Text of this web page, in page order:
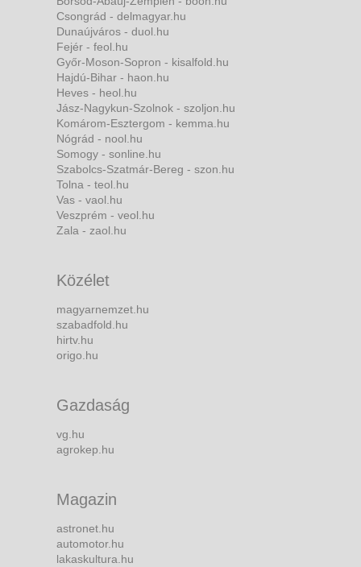
Csongrád - delmagyar.hu
Dunaújváros - duol.hu
Fejér - feol.hu
Győr-Moson-Sopron - kisalfold.hu
Hajdú-Bihar - haon.hu
Heves - heol.hu
Jász-Nagykun-Szolnok - szoljon.hu
Komárom-Esztergom - kemma.hu
Nógrád - nool.hu
Somogy - sonline.hu
Szabolcs-Szatmár-Bereg - szon.hu
Tolna - teol.hu
Vas - vaol.hu
Veszprém - veol.hu
Zala - zaol.hu
Közélet
magyarnemzet.hu
szabadfold.hu
hirtv.hu
origo.hu
Gazdaság
vg.hu
agrokep.hu
Magazin
astronet.hu
automotor.hu
lakaskultura.hu